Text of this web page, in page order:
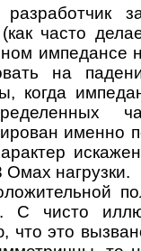
система Music Angel
(max) 230 mA Plate
часто
импедансе
на
когда
именно
Омах нагрузки.
С чисто
что это